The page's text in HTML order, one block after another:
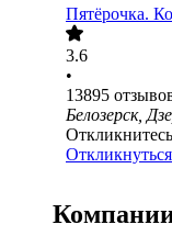
Пятёрочка.
3.6
•
13895
Белозерск,
Откликнуться